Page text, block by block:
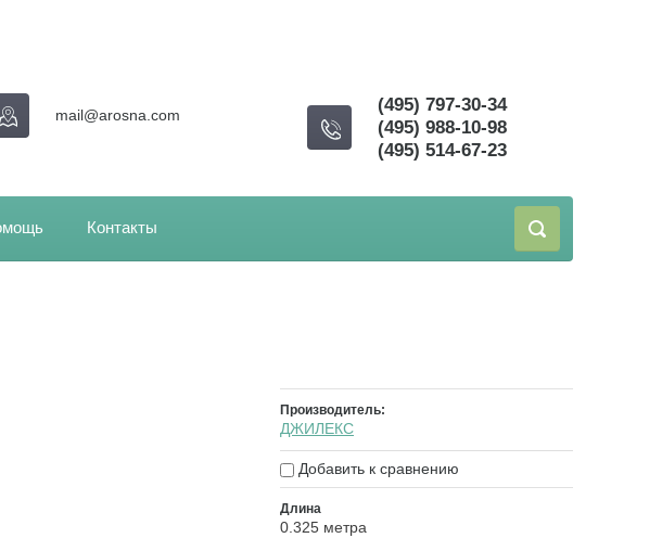
(495) 797-30-34
(495) 988-10-98
(495) 514-67-23
mail@arosna.com
Контакты
Производитель:
ДЖИЛЕКС
Добавить к сравнению
Длина
0.325 метра